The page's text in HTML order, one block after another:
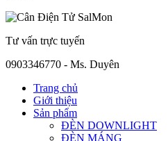
Tư vấn trực tuyến
0903346770 - Ms. Duyên
Trang chủ
Giới thiệu
Sản phẩm
ĐÈN DOWNLIGHT
ĐÈN MÁNG